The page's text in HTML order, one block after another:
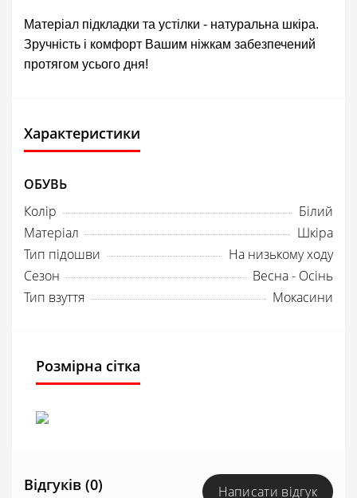
Матеріал підкладки та устілки - натуральна шкіра.
Зручність і комфорт Вашим ніжкам забезпечений
протягом усього дня!
Характеристики
ОБУВЬ
Колір
Білий
Матеріал
Шкіра
Тип підошви
На низькому ходу
Сезон
Весна - Осінь
Тип взуття
Мокасини
Розмірна сітка
Відгуків (0) Написати відгук